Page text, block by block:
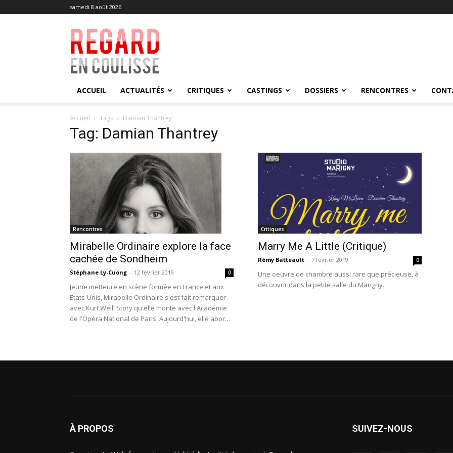
samedi 8 août 2026
Regard
en
Coulisse
ACCUEIL ACTUALITÉS CRITIQUES CASTINGS DOSSIERS RENCONTRES
Accueil Tags Damian Thantrey
Tag: Damian Thantrey
Rencontres
Mirabelle Ordinaire explore la face
cachée de Sondheim
Stéphane Ly-Cuong - 12 février 2019 0
Jeune metteure en scène formée en France et aux
Etats-Unis, Mirabelle Ordinaire s'est fait remarquer
avec Kurt Weill Story qu'elle monte avec l'Académie
de l'Opéra National de Paris. Aujourd'hui, elle aborde
Critiques
Marry Me A Little (Critique)
Rémy Batteault - 7 février 2019 0
Une oeuvre de chambre aussi rare que précieuse, à
découvrir dans la petite salle du Marigny.
À PROPOS SUIVEZ-NOUS